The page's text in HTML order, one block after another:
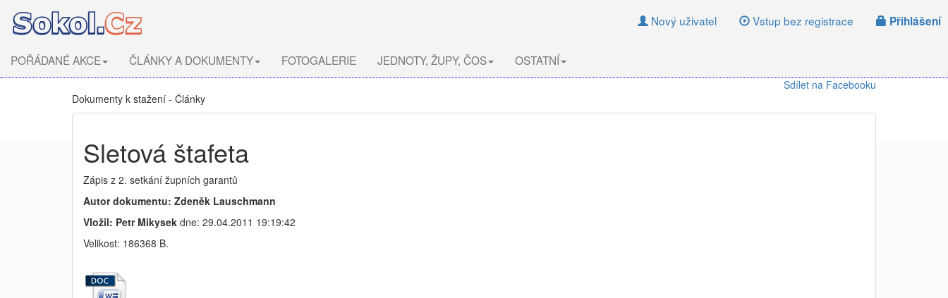
Nový uživatel Vstup bez registrace Přihlášení
POŘÁDANÉ AKCE ČLÁNKY A DOKUMENTY FOTOGALERIE JEDNOTY, ŽUPY, ČOS OSTATNÍ
Sdílet na Facebooku
Dokumenty k stažení - Články
Sletová štafeta
Zápis z 2. setkání župních garantů
Autor dokumentu: Zdeněk Lauschmann
Vložil: Petr Mikysek dne: 29.04.2011 19:19:42
Velikost: 186368 B.